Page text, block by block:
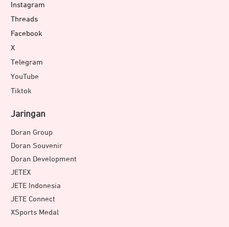
Instagram
Threads
Facebook
X
Telegram
YouTube
Tiktok
Jaringan
Doran Group
Doran Souvenir
Doran Development
JETEX
JETE Indonesia
JETE Connect
XSports Medal